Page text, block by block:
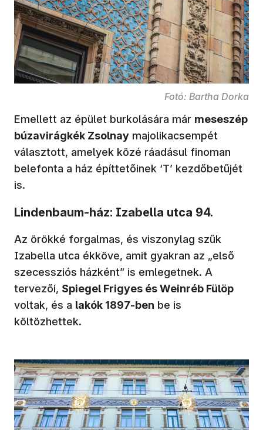
Fotó: Bartha Dorka
Emellett az épület burkolására már meseszép
búzavirágkék Zsolnay majolikacsempét
választott, amelyek közé ráadásul finoman
belefonta a ház építtetőinek ‘T’ kezdőbetűjét
is.
Lindenbaum-ház: Izabella utca 94.
Az örökké forgalmas, és viszonylag szűk
Izabella utca ékköve, amit gyakran az „első
szecessziós házként” is emlegetnek. A
tervezői, Spiegel Frigyes és Weinréb Fülöp
voltak, és a lakók 1897-ben be is
költözhettek.